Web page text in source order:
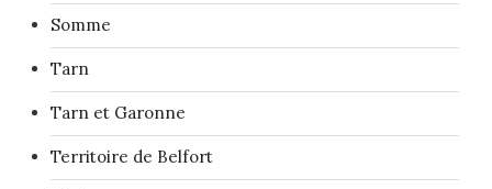
Somme
Tarn
Tarn et Garonne
Territoire de Belfort